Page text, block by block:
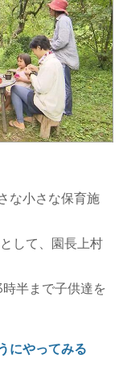
な小さな保育施
して、園長上村
半まで子供達を
にやってみる